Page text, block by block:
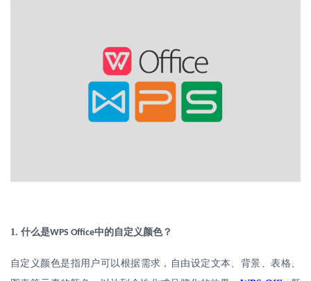
1. 什么是WPS Office中的自定义颜色？
自定义颜色是指用户可以根据需求，自由设定文本、背景、表格、